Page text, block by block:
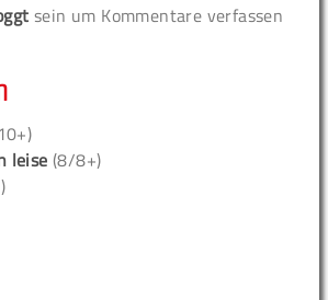
sein um Kommentare verfassen
leise (8/8+)